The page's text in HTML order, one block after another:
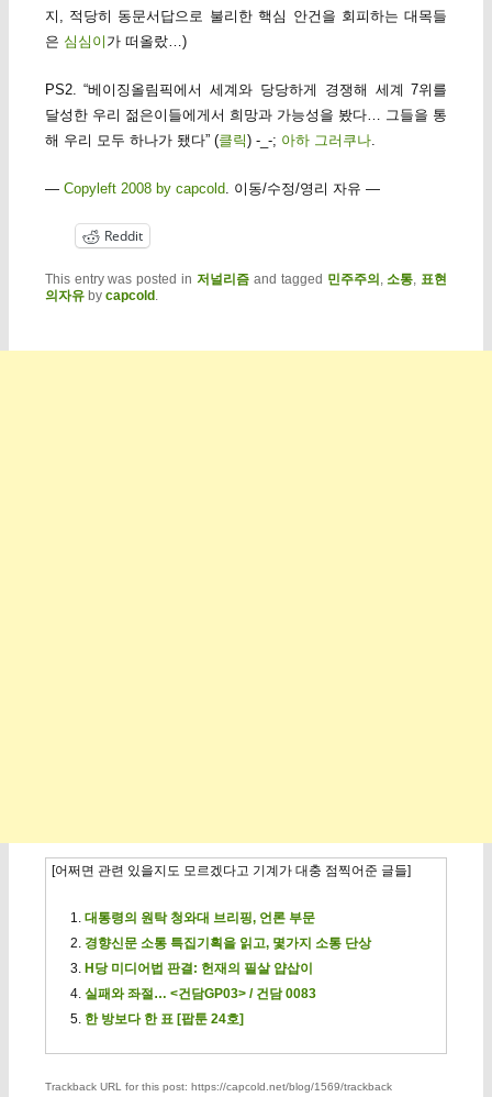
지, 적당히 동문서답으로 불리한 핵심 안건을 회피하는 대목들
은 심심이 가 떠올랐…)
PS2. “베이징올림픽에서 세계와 당당하게 경쟁해 세계 7위를
달성한 우리 젊은이들에게서 희망과 가능성을 봤다… 그들을 통
해 우리 모두 하나가 됐다” (클릭) -_-; 아하 그러쿠나.
— Copyleft 2008 by capcold . 이동/수정/영리 자유 —
Reddit
This entry was posted in 저널리즘 and tagged 민주주의 ,소통, 표현
의자유by capcold .
[어쩌면 관련 있을지도 모르겠다고 기계가 대충 점찍어준 글들]
대통령의 원탁 청와대 브리핑, 언론 부문
경향신문 소통 특집기획을 읽고, 몇가지 소통 단상
H당 미디어법 판결: 헌재의 필살 얍삽이
실패와 좌절… <건담GP03> / 건담 0083
한 방보다 한 표 [팝툰 24호]
Trackback URL for this post: https://capcold.net/blog/1569/trackback